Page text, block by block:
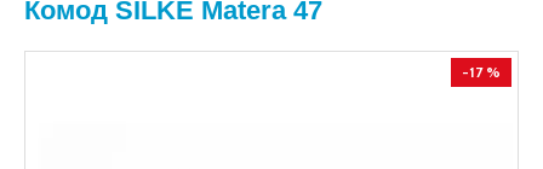
Комод SILKE Matera 47
-17 %